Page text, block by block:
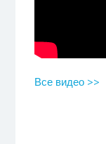
Все видео >>